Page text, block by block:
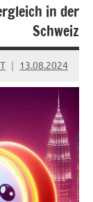
in
Germany,
and
in der
Schweiz
13.08.2024